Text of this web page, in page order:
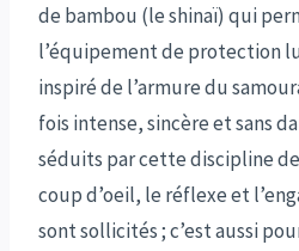
de bambou (le shinaï) qui
l’équipement de protection
inspiré de l’armure du
fois intense, sincère et sans
séduits par cette discipline
coup d’oeil, le réflexe et
sont sollicités ; c’est aussi